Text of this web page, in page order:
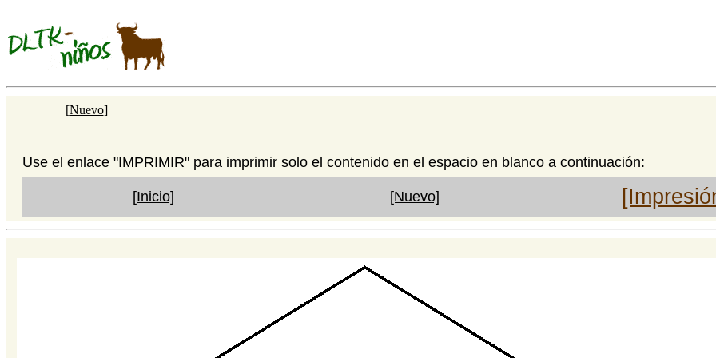
[Nuevo]
Use el enlace "IMPRIMIR" para imprimir solo el contenido en el espacio en blanco a continuación:
[Inicio] [Nuevo]